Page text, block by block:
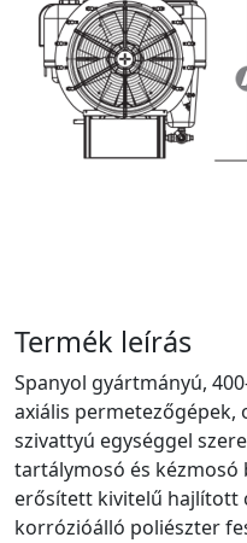
Termék leírás
Spanyol gyártmányú,
axiális permetezőgépek,
szivattyú egységgel
tartálymosó és kézmosó
erősített kivitelű hajlított
korrózióálló poliészter